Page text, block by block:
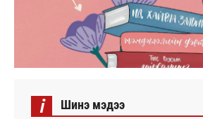
i Шинэ мэдээ